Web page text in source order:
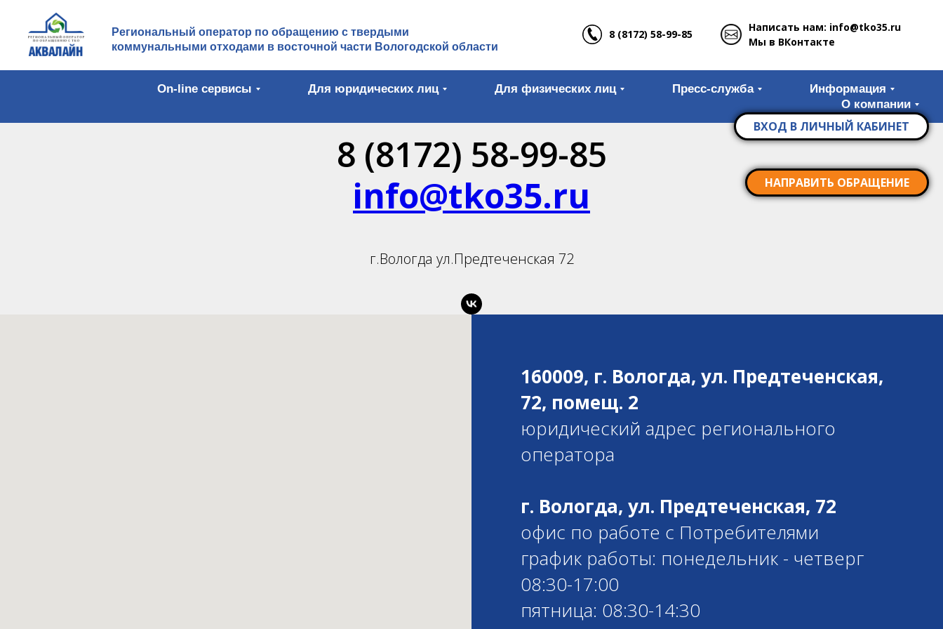
Региональный оператор по обращению с твердыми
коммунальными отходами в восточной части Вологодской области
8 (8172) 58-99-85
Написать нам: info@tko35.ru
Мы в ВКонтакте
On-line сервисы Для юридических лиц Для физических лиц Пресс-служба
Информация
О компании
ВХОД В ЛИЧНЫЙ КАБИНЕТ
НАПРАВИТЬ ОБРАЩЕНИЕ
8 (8172) 58-99-85
info@tko35.ru
г.Вологда ул.Предтеченская 72
160009, г. Вологда, ул. Предтеченская,
72, помещ. 2
юридический адрес регионального
оператора
г. Вологда, ул. Предтеченская, 72
офис по работе с Потребителями
график работы: понедельник - четверг
08:30-17:00
пятница: 08:30-14:30